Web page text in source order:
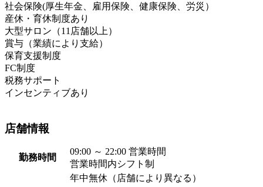
社会保険(厚生年金、雇用保険、健康保険、労災）
産休・育休制度あり
大型サロン（11店舗以上）
賞与（業績により支給）
保育支援制度
FC制度
税務サポート
インセンティブあり
店舗情報
勤務時間
09:00 ～ 22:00 営業時間
営業時間内シフト制
年中無休（店舗により異なる）